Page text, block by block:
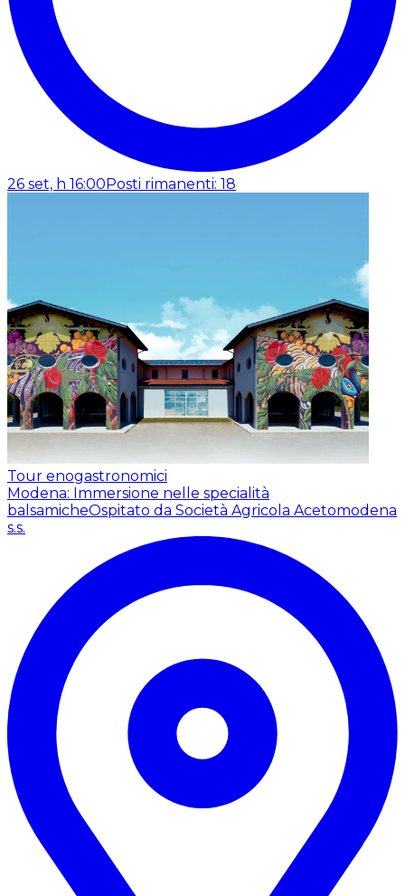
26 set, h 16:00Posti rimanenti: 18
Tour enogastronomici
Modena: Immersione nelle specialità
balsamicheOspitato da Società Agricola Acetomodena
s.s.